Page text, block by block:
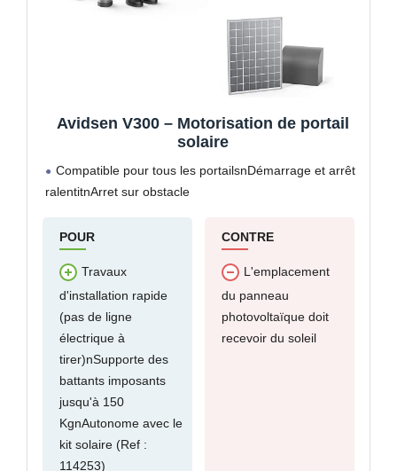
Avidsen V300 – Motorisation de portail
solaire
Compatible pour tous les portailsnDémarrage et arrêt
ralentitnArret sur obstacle
POUR
Travaux
d'installation rapide
(pas de ligne
électrique à
tirer)nSupporte des
battants imposants
jusqu'à 150
KgnAutonome avec le
kit solaire (Ref :
114253)
CONTRE
L'emplacement
du panneau
photovoltaïque doit
recevoir du soleil